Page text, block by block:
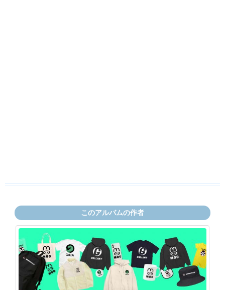
このアルバムの作者